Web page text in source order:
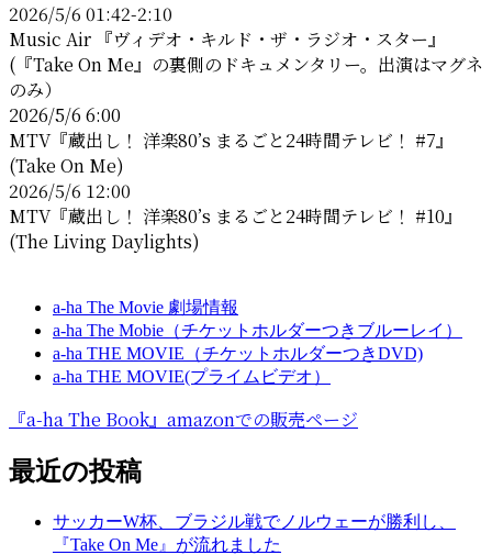
ス
2026/5/6 01:42-2:10
Music Air 『ヴィデオ・キルド・ザ・ラジオ・スター』
(『Take On Me』の裏側のドキュメンタリー。出演はマグネ
のみ）
2026/5/6 6:00
MTV『蔵出し！ 洋楽80’s まるごと24時間テレビ！ #7』
(Take On Me)
2026/5/6 12:00
MTV『蔵出し！ 洋楽80’s まるごと24時間テレビ！ #10』
(The Living Daylights)
a-ha The Movie 劇場情報
a-ha The Mobie（チケットホルダーつきブルーレイ）
a-ha THE MOVIE（チケットホルダーつきDVD)
a-ha THE MOVIE(プライムビデオ）
『a-ha The Book』amazonでの販売ページ
最近の投稿
サッカーW杯、ブラジル戦でノルウェーが勝利し、
『Take On Me』が流れました